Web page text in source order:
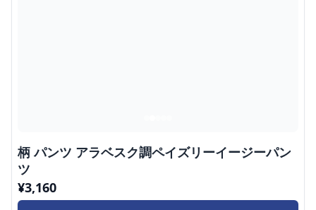
柄 パンツ アラベスク調ペイズリーイージーパン
ツ
¥3,160